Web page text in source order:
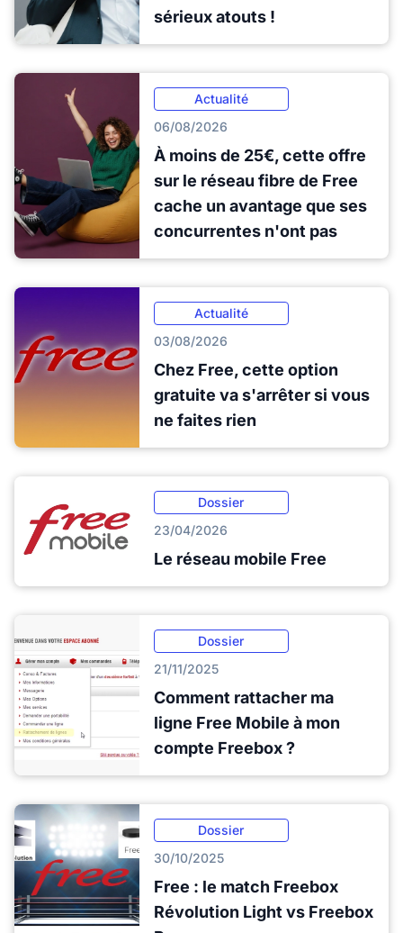
sérieux atouts !
Actualité
06/08/2026
À moins de 25€, cette offre
sur le réseau fibre de Free
cache un avantage que ses
concurrentes n'ont pas
Actualité
03/08/2026
Chez Free, cette option
gratuite va s'arrêter si vous
ne faites rien
Dossier
23/04/2026
Le réseau mobile Free
Dossier
21/11/2025
Comment rattacher ma
ligne Free Mobile à mon
compte Freebox ?
Dossier
30/10/2025
Free : le match Freebox
Révolution Light vs Freebox